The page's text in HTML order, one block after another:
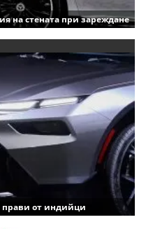
на стената при зареждане
прави от индийци